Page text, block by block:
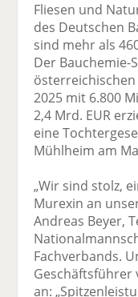
Fliesen und
des Deutschen
sind mehr als
Der Bauchemie-
2025 mit 6.800
2,4 Mrd. EUR
eine
Mühlheim am
„Wir sind stolz,
Murexin an
Andreas Beyer,
Fachverbands.
Geschäftsführer
an: